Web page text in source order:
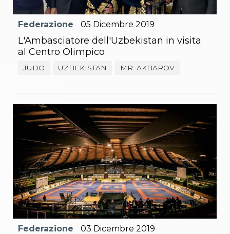
Abilitazioni
Sportello Fiscale
News
FAQ
Quesiti fiscali
Sostenibilità
Federazione 05 Dicembre 2019
L'Ambasciatore dell'Uzbekistan in visita
al Centro Olimpico
JUDO UZBEKISTAN MR. AKBAROV
Federazione 03 Dicembre 2019